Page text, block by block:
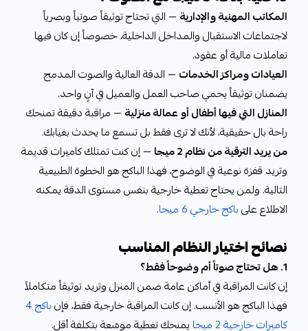
المكاتب المهنية والإدارية — التي تحتاج توثيقاً صوتياً وبصرياً
لاجتماعات الاستقبال والمداخل الداخلية، خصوصاً إن كان فيها
تعاملات مالية أو عقود.
العيادات ومراكز الخدمات — الدقة العالية والصوت المدمج
يضمنان توثيقاً يحمي صاحب العمل والعميل في آنٍ واحد.
المنازل التي فيها أطفال أو عمالة منزلية — مراقبة دقيقة تمنحك
راحة بال حقيقية، لأنك لا ترى فقط بل تسمع ما يحدث بغيابك.
من يريد الترقية من نظام 2 ميجا
— إن كنت تمتلك كاميرات قديمة
وتريد قفزة نوعية في الوضوح، فهذا الباكج هو الخطوة الطبيعية
التالية. ولمن يحتاج تغطية خارجية بنفس مستوى الدقة يمكنه
الاطلاع علىباكج خارجي 6 ميجا .
نصائح اختيار النظام المناسب
1. هل تحتاج صوتاً أم وضوحاً فقط؟
إن كانت المراقبة في أماكن عامة ضمن المنزل وتريد توثيقاً متكاملاً
فهذا الباكج هو الأنسب. إن كانت المراقبة خارجية فقط، فإن
باكج 4
كاميرات خارجية 2 ميجا
يمنحك تغطية موسّعة بتكلفة أقل.